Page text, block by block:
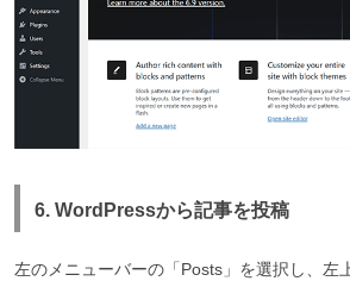
6. WordPressから記事を投稿
左のメニューバーの「Posts」を選択し、左